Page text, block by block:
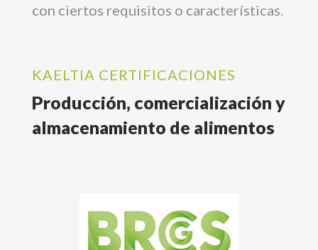
con ciertos requisitos o características.
KAELTIA CERTIFICACIONES
Producción, comercialización y
almacenamiento de alimentos